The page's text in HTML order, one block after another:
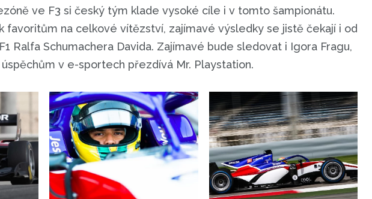
ve F3 si český tým klade vysoké cíle i v tomto šampionátu.
favoritům na celkové vítězství, zajímavé výsledky se jistě čekají i od
Ralfa Schumachera Davida. Zajímavé bude sledovat i Igora Fragu,
v e-sportech přezdívá Mr. Playstation.